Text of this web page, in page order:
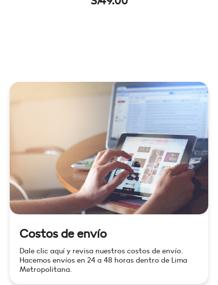
Costos de envío
Dale clic aquí y revisa nuestros costos de envío.
Hacemos envíos en 24 a 48 horas dentro de Lima
Metropolitana.